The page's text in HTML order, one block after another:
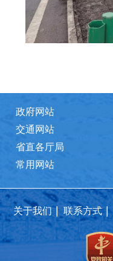
关于我们 | 联系方式 |